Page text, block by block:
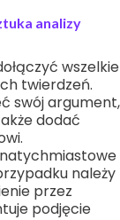
analizy
wszelkie
twierdzeń.
swój argument,
dodać
należy
przez
podjęcie